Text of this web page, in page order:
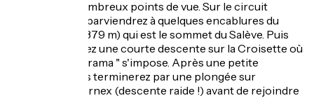
parsemé de nombreux points de vue. Sur le circuit
proposé, vous parviendrez à quelques encablures du
Grand Piton (1379 m) qui est le sommet du Salève. Puis
vous effectuerez une courte descente sur la Croisette où
la " pause panorama " s'impose. Après une petite
remontée, vous terminerez par une plongée sur
Monnetier-Mornex (descente raide !) avant de rejoindre